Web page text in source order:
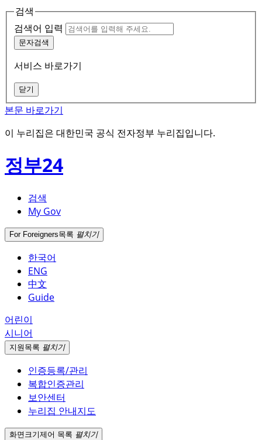
검색
검색어 입력
문자검색
서비스 바로가기
닫기
본문 바로가기
이 누리집은 대한민국 공식 전자정부 누리집입니다.
정부24
검색
My Gov
For Foreigners목록 펼치기
한국어
ENG
中文
Guide
어린이
시니어
지원 목록 펼치기
인증등록/관리
복합인증관리
보안센터
누리집 안내지도
화면크기제어 목록 펼치기